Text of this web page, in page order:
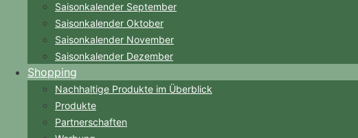
Saisonkalender September
Saisonkalender Oktober
Saisonkalender November
Saisonkalender Dezember
Shopping
Nachhaltige Produkte im Überblick
Produkte
Partnerschaften